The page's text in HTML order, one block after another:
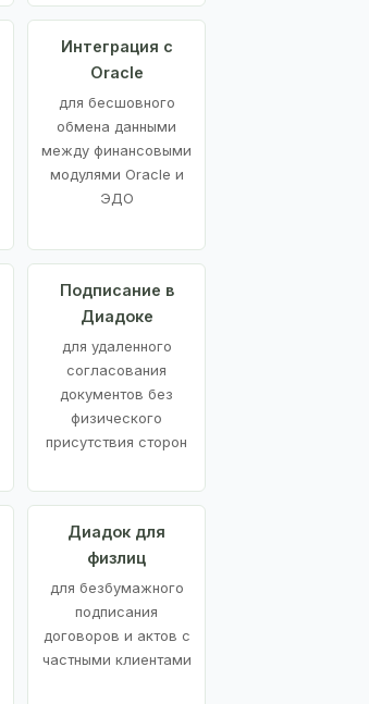
Интеграция с
Oracle
для бесшовного
обмена данными
между финансовыми
модулями Oracle и
ЭДО
Подписание в
Диадоке
для удаленного
согласования
документов без
физического
присутствия сторон
Диадок для
физлиц
для безбумажного
подписания
договоров и актов с
частными клиентами